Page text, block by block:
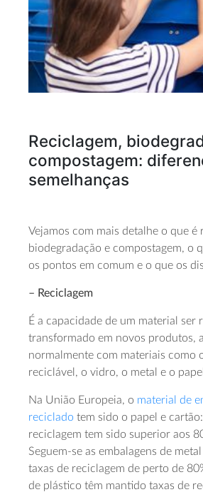
Reciclagem,
compostagem:
semelhanças
Vejamos com mais detalhe o que é
biodegradação e compostagem, o
os pontos em comum e o que os
– Reciclagem
É a capacidade de um material ser
transformado em novos produtos,
normalmente com materiais como
reciclável, o vidro, o metal e o
Na União Europeia, o material de
reciclado tem sido o papel e
reciclagem tem sido superior aos
Seguem-se as embalagens de
taxas de reciclagem de perto de
de plástico têm mantido taxas de